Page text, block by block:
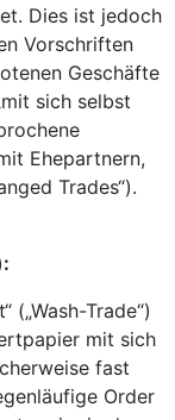
Dies ist jedoch
Vorschriften
Geschäfte
sich selbst
Ehepartnern,
Trades“).
(„Wash-Trade“)
mit sich
fast
Order